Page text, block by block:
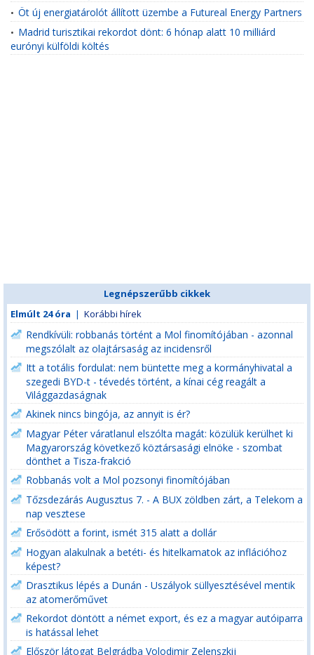
• Öt új energiatárolót állított üzembe a Futureal Energy Partners
• Madrid turisztikai rekordot dönt: 6 hónap alatt 10 milliárd
eurónyi külföldi költés
Legnépszerűbb cikkek
Elmúlt 24 óra | Korábbi hírek
Rendkívüli: robbanás történt a Mol finomítójában - azonnal
megszólalt az olajtársaság az incidensről
Itt a totális fordulat: nem büntette meg a kormányhivatal a
szegedi BYD-t - tévedés történt, a kínai cég reagált a
Világgazdaságnak
Akinek nincs bingója, az annyit is ér?
Magyar Péter váratlanul elszólta magát: közülük kerülhet ki
Magyarország következő köztársasági elnöke - szombat
dönthet a Tisza-frakció
Robbanás volt a Mol pozsonyi finomítójában
Tőzsdezárás Augusztus 7. - A BUX zöldben zárt, a Telekom a
nap vesztese
Erősödött a forint, ismét 315 alatt a dollár
Hogyan alakulnak a betéti- és hitelkamatok az inflációhoz
képest?
Drasztikus lépés a Dunán - Uszályok süllyesztésével mentik
az atomerőművet
Rekordot döntött a német export, és ez a magyar autóiparra
is hatással lehet
Először látogat Belgrádba Volodimir Zelenszkij